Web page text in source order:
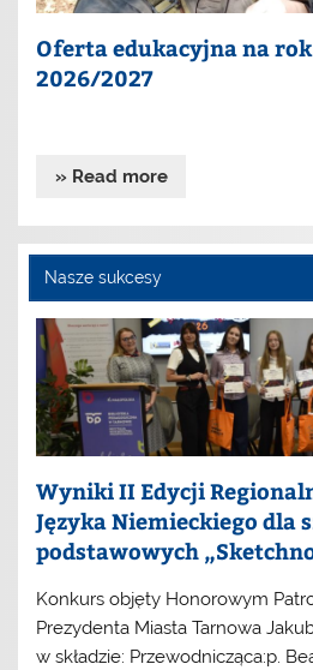
Oferta edukacyjna na
2026/2027
» Read more
Nasze sukcesy
Wyniki II Edycji
Języka Niemieckiego dla
podstawowych
Konkurs objęty Honorowym
Prezydenta Miasta Tarnowa
w składzie: Przewodnicząca:p.